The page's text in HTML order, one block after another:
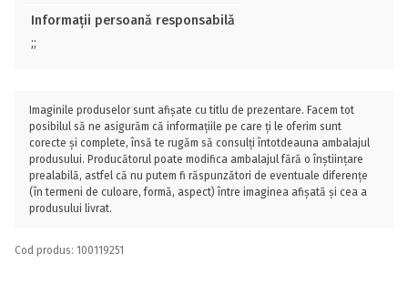
Informații persoană responsabilă
;;
Imaginile produselor sunt afișate cu titlu de prezentare. Facem tot
posibilul să ne asigurăm că informațiile pe care ți le oferim sunt
corecte și complete, însă te rugăm să consulți întotdeauna ambalajul
produsului. Producătorul poate modifica ambalajul fără o înștiințare
prealabilă, astfel că nu putem fi răspunzători de eventuale diferențe
(în termeni de culoare, formă, aspect) între imaginea afișată și cea a
produsului livrat.
Cod produs: 100119251